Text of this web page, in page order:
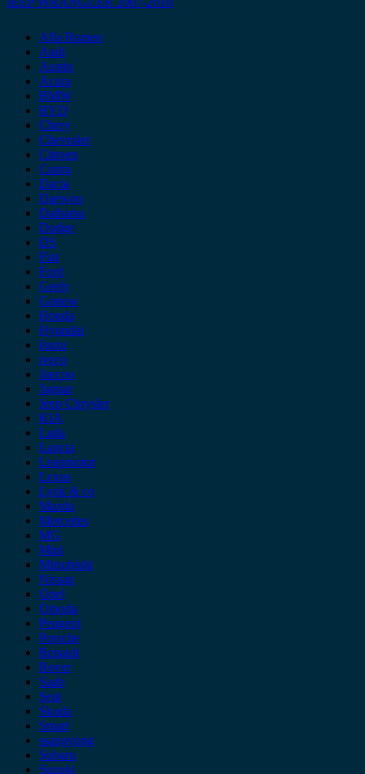
Alfa Romeo
Audi
Austin
Acura
BMW
BYD
Chery
Chevrolet
Citroen
Cupra
Dacia
Daewoo
Daihatsu
Dodge
DS
Fiat
Ford
Geely
Gonow
Honda
Hyundai
Isuzu
iveco
Jaecoo
Jaguar
Jeep Chrysler
KIA
Lada
Lancia
Leapmotor
Lexus
Lynk & co
Mazda
Mercedes
MG
Mini
Mitsubishi
Nissan
Opel
Omoda
Peugeot
Porsche
Renault
Rover
Saab
Seat
Skoda
Smart
ssangyong
Subaru
Suzuki